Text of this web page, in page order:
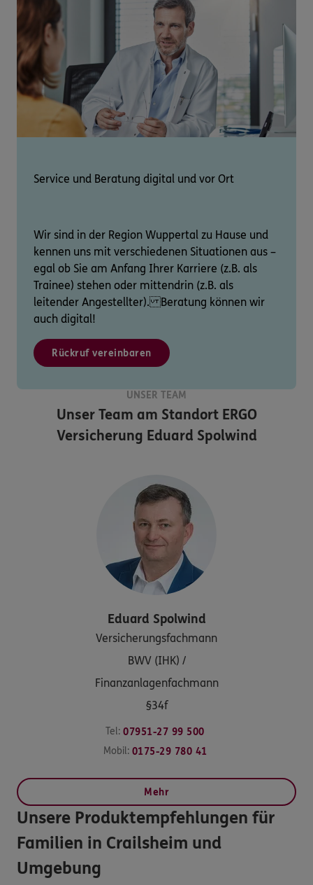
Service und Beratung digital und vor Ort
Wir sind in der Region Wuppertal zu Hause und
kennen uns mit verschiedenen Situationen aus –
egal ob Sie am Anfang Ihrer Karriere (z.B. als
Trainee) stehen oder mittendrin (z.B. als
leitender Angestellter). Beratung können wir
auch digital!
Rückruf vereinbaren
UNSER TEAM
Unser Team am StandortERGO
Versicherung Eduard Spolwind
Eduard Spolwind
Versicherungsfachmann
BWV (IHK) /
Finanzanlagenfachmann
§34f
Tel: 07951-27 99 500
Mobil: 0175-29 780 41
Mehr
Unsere Produktempfehlungen für
Familien in Crailsheim und
Umgebung